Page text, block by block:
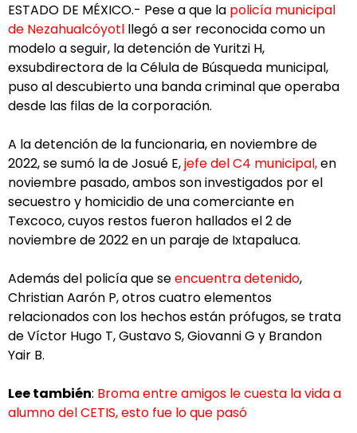
ESTADO DE MÉXICO.- Pese a que la policía municipal
de Nezahualcóyotl llegó a ser reconocida como un
modelo a seguir, la detención de Yuritzi H,
exsubdirectora de la Célula de Búsqueda municipal,
puso al descubierto una banda criminal que operaba
desde las filas de la corporación.
A la detención de la funcionaria, en noviembre de
2022, se sumó la de Josué E,jefe del C4 municipal,en
noviembre pasado, ambos son investigados por el
secuestro y homicidio de una comerciante en
Texcoco, cuyos restos fueron hallados el 2 de
noviembre de 2022 en un paraje de Ixtapaluca.
Además del policía que seencuentra detenido,
Christian Aarón P, otros cuatro elementos
relacionados con los hechos están prófugos, se trata
de Víctor Hugo T, Gustavo S, Giovanni G y Brandon
Yair B.
Lee también: Broma entre amigos le cuesta la vida a
alumno del CETIS, esto fue lo que pasó